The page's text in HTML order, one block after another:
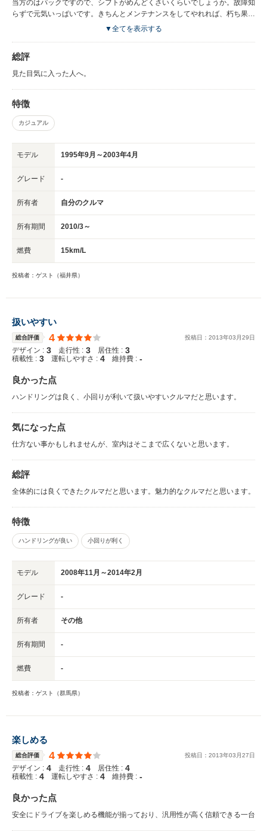
当方のはパックですので、シフトがめんどくさいくらいでしょうか。故障知
らずで元気いっぱいです。きちんとメンテナンスをしてやれれば、朽ち果て
るまで乗れそうです。対応ホイールは少ないですが、スペーサーを咬ますな
▼全てを表示する
総評
見た目気に入った人へ。
特徴
カジュアル
モデル 1995年9月～2003年4月
グレード -
所有者 自分のクルマ
所有期間 2010/3～
燃費 15km/L
投稿者：ゲスト（福井県）
扱いやすい
総合評価 4 投稿日： 2013年03 月29日
デザイン : 3 走行性 : 3 居住性 : 3
積載性 : 3 運転しやすさ : 4 維持費 : -
良かった点
ハンドリングは良く、小回りが利いて扱いやすいクルマだと思います。
気になった点
仕方ない事かもしれませんが、室内はそこまで広くないと思います。
総評
全体的には良くできたクルマだと思います。魅力的なクルマだと思います。
特徴
ハンドリングが良い 小回りが利く
モデル 2008年11月～2014年2月
グレード -
所有者 その他
所有期間 -
燃費 -
投稿者：ゲスト（群馬県）
楽しめる
総合評価 4 投稿日： 2013年03 月27日
デザイン : 4 走行性 : 4 居住性 : 4
積載性 : 4 運転しやすさ : 4 維持費 : -
良かった点
安全にドライブを楽しめる機能が揃っており、汎用性が高く信頼できる一台